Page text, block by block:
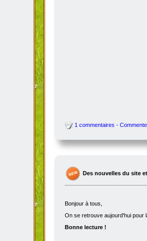
1 commentaires -
Des nouvelles du site
Bonjour à tous,
On se retrouve aujourd'hui pour
Bonne lecture !